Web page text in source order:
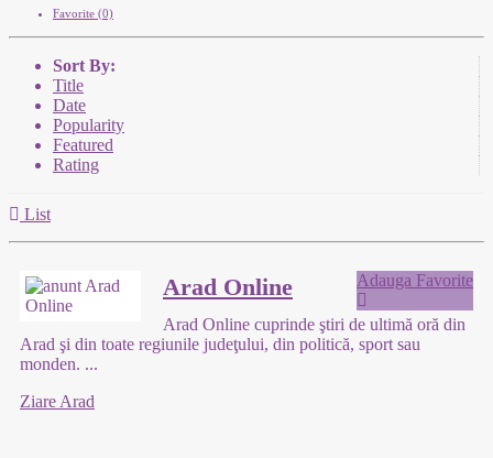
Favorite (0)
Sort By:
Title
Date
Popularity
Featured
Rating
List
Adauga Favorite
Arad Online
Arad Online cuprinde ştiri de ultimă oră din
Arad şi din toate regiunile judeţului, din politică, sport sau
monden. ...
Ziare Arad